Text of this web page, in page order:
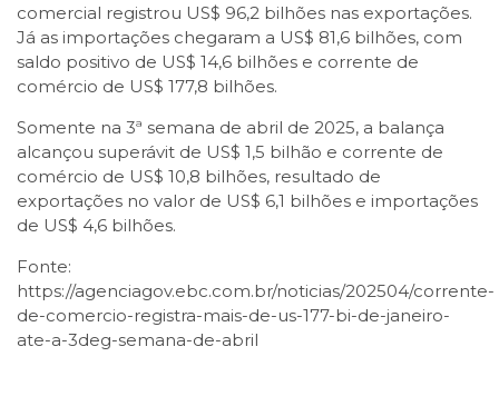
comercial registrou US$ 96,2 bilhões nas exportações.
Já as importações chegaram a US$ 81,6 bilhões, com
saldo positivo de US$ 14,6 bilhões e corrente de
comércio de US$ 177,8 bilhões.
Somente na 3ª semana de abril de 2025, a balança
alcançou superávit de US$ 1,5 bilhão e corrente de
comércio de US$ 10,8 bilhões, resultado de
exportações no valor de US$ 6,1 bilhões e importações
de US$ 4,6 bilhões.
Fonte:
https://agenciagov.ebc.com.br/noticias/202504/corrente-
de-comercio-registra-mais-de-us-177-bi-de-janeiro-
ate-a-3deg-semana-de-abril